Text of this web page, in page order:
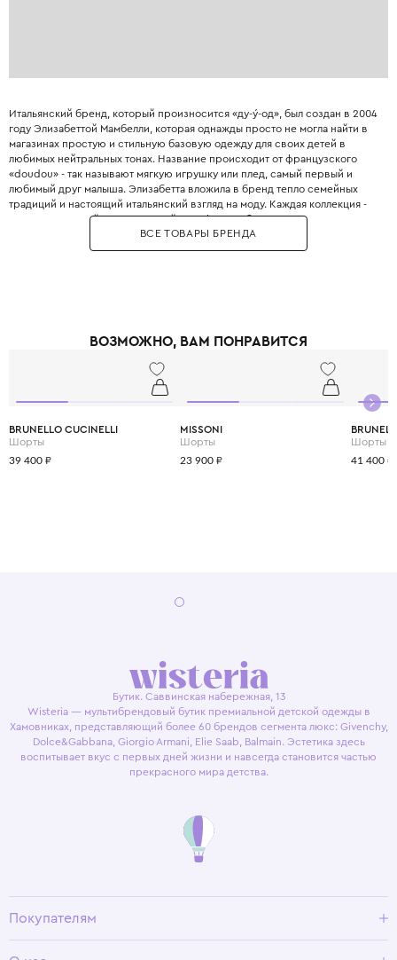
Итальянский бренд, который произносится «ду-у́-од», был создан в 2004
году Элизабеттой Мамбелли, которая однажды просто не могла найти в
магазинах простую и стильную базовую одежду для своих детей в
любимых нейтральных тонах. Название происходит от французского
«doudou» - так называют мягкую игрушку или плед, самый первый и
любимый друг малыша. Элизабетта вложила в бренд тепло семейных
традиций и настоящий итальянский взгляд на моду. Каждая коллекция -
это современный, ультрамодный casual со свободными силуэтами,
которые одинаково хорошо сидят на всех детях. Отличительная черта
Douuod - принты, вдохновленные детскими рисунками, и талисманы
ВСЕ ТОВАРЫ БРЕНДА
ВОЗМОЖНО, ВАМ ПОНРАВИТСЯ
BRUNELLO CUCINELLI
Шорты
39 400 ₽
MISSONI
Шорты
23 900 ₽
Шорты
41 400 ₽
Бутик. Саввинская набережная, 13
Wisteria — мультибрендовый бутик премиальной детской одежды в
Хамовниках, представляющий более 60 брендов сегмента люкс: Givenchy,
Dolce&Gabbana, Giorgio Armani, Elie Saab, Balmain. Эстетика здесь
воспитывает вкус с первых дней жизни и навсегда становится частью
прекрасного мира детства.
Покупателям